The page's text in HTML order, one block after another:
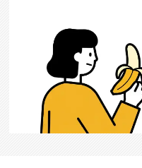
クリエイター求人を探す
CREATIVE JOB求人検索
特集求人
採用説明会